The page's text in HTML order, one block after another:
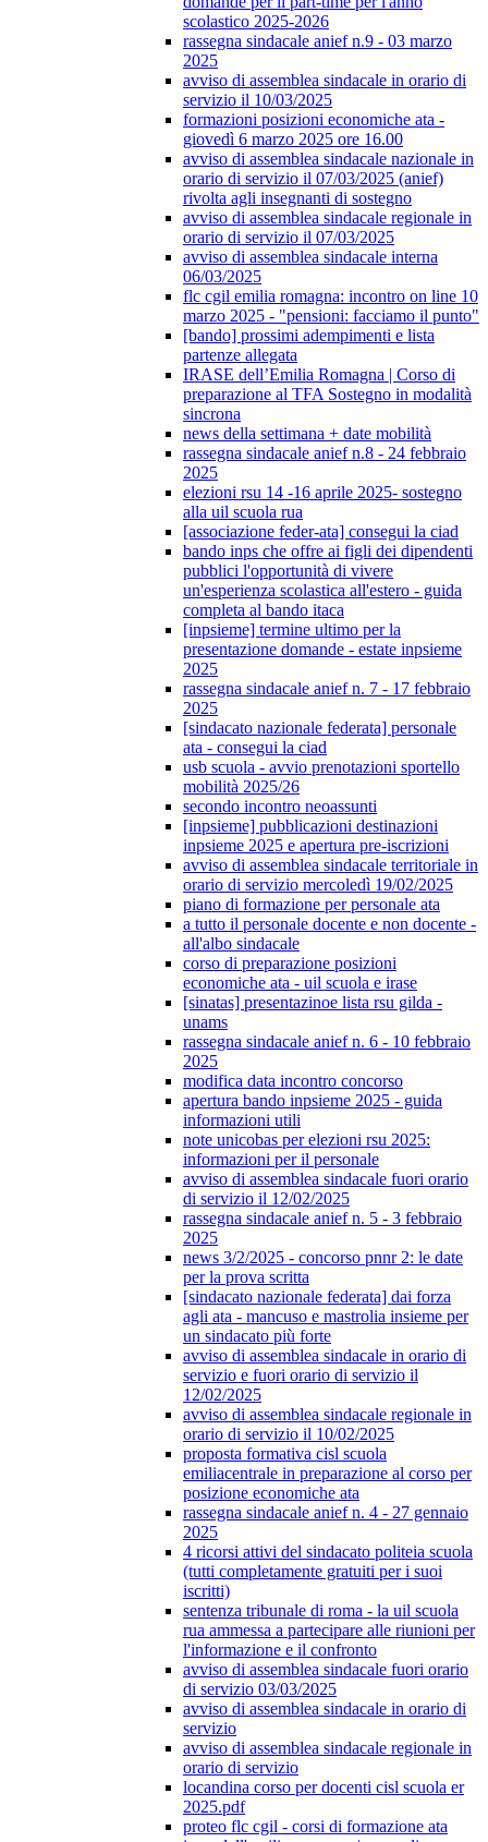
scolastico 2025-2026
rassegna sindacale anief n.9 - 03 marzo
2025
avviso di assemblea sindacale in orario di
servizio il 10/03/2025
formazioni posizioni economiche ata -
giovedì 6 marzo 2025 ore 16.00
avviso di assemblea sindacale nazionale in
orario di servizio il 07/03/2025 (anief)
rivolta agli insegnanti di sostegno
avviso di assemblea sindacale regionale in
orario di servizio il 07/03/2025
avviso di assemblea sindacale interna
06/03/2025
flc cgil emilia romagna: incontro on line 10
marzo 2025 - "pensioni: facciamo il punto"
[bando] prossimi adempimenti e lista
partenze allegata
IRASE dell’Emilia Romagna | Corso di
preparazione al TFA Sostegno in modalità
sincrona
news della settimana + date mobilità
rassegna sindacale anief n.8 - 24 febbraio
2025
elezioni rsu 14 -16 aprile 2025- sostegno
alla uil scuola rua
[associazione feder-ata] consegui la ciad
bando inps che offre ai figli dei dipendenti
pubblici l'opportunità di vivere
un'esperienza scolastica all'estero - guida
completa al bando itaca
[inpsieme] termine ultimo per la
presentazione domande - estate inpsieme
2025
rassegna sindacale anief n. 7 - 17 febbraio
2025
[sindacato nazionale federata] personale
ata - consegui la ciad
usb scuola - avvio prenotazioni sportello
mobilità 2025/26
secondo incontro neoassunti
[inpsieme] pubblicazioni destinazioni
inpsieme 2025 e apertura pre-iscrizioni
avviso di assemblea sindacale territoriale in
orario di servizio mercoledì 19/02/2025
piano di formazione per personale ata
a tutto il personale docente e non docente -
all'albo sindacale
corso di preparazione posizioni
economiche ata - uil scuola e irase
[sinatas] presentazinoe lista rsu gilda -
unams
rassegna sindacale anief n. 6 - 10 febbraio
2025
modifica data incontro concorso
apertura bando inpsieme 2025 - guida
informazioni utili
note unicobas per elezioni rsu 2025:
informazioni per il personale
avviso di assemblea sindacale fuori orario
di servizio il 12/02/2025
rassegna sindacale anief n. 5 - 3 febbraio
2025
news 3/2/2025 - concorso pnnr 2: le date
per la prova scritta
[sindacato nazionale federata] dai forza
agli ata - mancuso e mastrolia insieme per
un sindacato più forte
avviso di assemblea sindacale in orario di
servizio e fuori orario di servizio il
12/02/2025
avviso di assemblea sindacale regionale in
orario di servizio il 10/02/2025
proposta formativa cisl scuola
emiliacentrale in preparazione al corso per
posizione economiche ata
rassegna sindacale anief n. 4 - 27 gennaio
2025
4 ricorsi attivi del sindacato politeia scuola
(tutti completamente gratuiti per i suoi
iscritti)
sentenza tribunale di roma - la uil scuola
rua ammessa a partecipare alle riunioni per
l'informazione e il confronto
avviso di assemblea sindacale fuori orario
di servizio 03/03/2025
avviso di assemblea sindacale in orario di
servizio
avviso di assemblea sindacale regionale in
orario di servizio
locandina corso per docenti cisl scuola er
2025.pdf
proteo flc cgil - corsi di formazione ata